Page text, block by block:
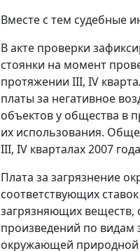
Вместе с тем судебные
В акте проверки
стоянки на момент
протяжении III, IV
платы за негативное
объектов у общества в
их использования.
III, IV кварталах 2007
Плата за загрязнение
соответствующих
загрязняющих веществ,
произведений по видам
окружающей природной